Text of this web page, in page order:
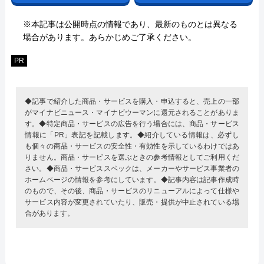
※本記事は公開時点の情報であり、最新のものとは異なる
場合があります。あらかじめご了承ください。
PR
◆記事で紹介した商品・サービスを購入・申込すると、売上の一部
がマイナビニュース・マイナビウーマンに還元されることがありま
す。◆特定商品・サービスの広告を行う場合には、商品・サービス
情報に「PR」表記を記載します。◆紹介している情報は、必ずし
も個々の商品・サービスの安全性・有効性を示しているわけではあ
りません。商品・サービスを選ぶときの参考情報としてご利用くだ
さい。◆商品・サービススペックは、メーカーやサービス事業者の
ホームページの情報を参考にしています。◆記事内容は記事作成時
のもので、その後、商品・サービスのリニューアルによって仕様や
サービス内容が変更されていたり、販売・提供が中止されている場
合があります。